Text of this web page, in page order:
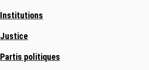
Institutions
Justice
Partis politiques